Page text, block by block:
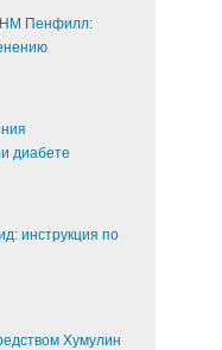
НМ Пенфилл:
диабете
инструкция по
Хумулин